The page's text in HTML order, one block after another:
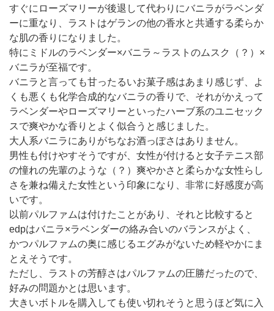
すぐにローズマリーが後退して代わりにバニラがラベンダ
ーに重なり、ラストはゲランの他の香水と共通する柔らか
な肌の香りになりました。
特にミドルのラベンダー×バニラ～ラストのムスク（？）×
バニラが至福です。
バニラと言っても甘ったるいお菓子感はあまり感じず、よ
くも悪くも化学合成的なバニラの香りで、それがかえって
ラベンダーやローズマリーといったハーブ系のユニセック
スで爽やかな香りとよく似合うと感じました。
大人系バニラにありがちなお酒っぽさはありません。
男性も付けやすそうですが、女性が付けると女子テニス部
の憧れの先輩のような（？）爽やかさと柔らかな女性らし
さを兼ね備えた女性という印象になり、非常に好感度が高
いです。
以前パルファムは付けたことがあり、それと比較すると
edpはバニラ×ラベンダーの絡み合いのバランスがよく、
かつパルファムの奥に感じるエグみがないため軽やかにま
とえそうです。
ただし、ラストの芳醇さはパルファムの圧勝だったので、
好みの問題かとは思います。
大きいボトルを購入しても使い切れそうと思うほど気に入